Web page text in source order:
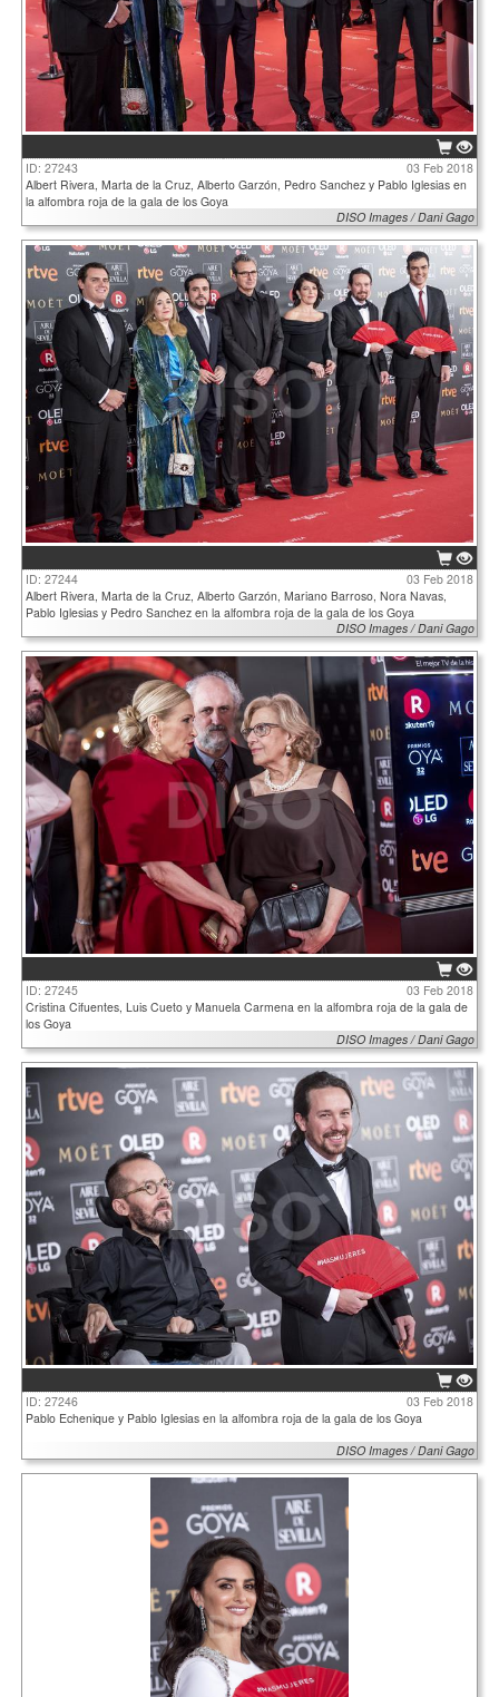
ID: 27243
03 Feb 2018
Albert Rivera, Marta de la Cruz, Alberto Garzón, Pedro Sanchez y Pablo Iglesias en
la alfombra roja de la gala de los Goya
DISO Images / Dani Gago
ID: 27244
03 Feb 2018
Albert Rivera, Marta de la Cruz, Alberto Garzón, Mariano Barroso, Nora Navas,
Pablo Iglesias y Pedro Sanchez en la alfombra roja de la gala de los Goya
DISO Images / Dani Gago
ID: 27245
03 Feb 2018
Cristina Cifuentes, Luis Cueto y Manuela Carmena en la alfombra roja de la gala de
los Goya
DISO Images / Dani Gago
ID: 27246
03 Feb 2018
Pablo Echenique y Pablo Iglesias en la alfombra roja de la gala de los Goya
DISO Images / Dani Gago